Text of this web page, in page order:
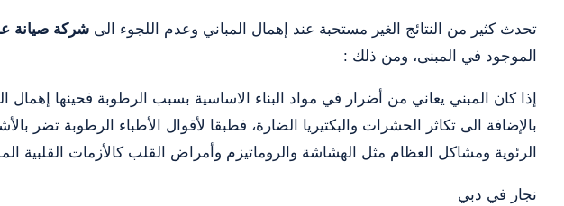
تحدث كثير من النتائج الغير مستحبة عند إهمال المباني وعدم اللجوء الى شركة صيانة
الموجود في المبنى، ومن ذلك :
إذا كان المبني يعاني من أضرار في مواد البناء الاساسية بسبب الرطوبة فحينها
بالإضافة الى تكاثر الحشرات والبكتيريا الضارة، فطبقا لأقوال الأطباء الرطوبة
الرئوية ومشاكل العظام مثل الهشاشة والروماتيزم وأمراض القلب كالأزمات القلبية
نجار في دبي